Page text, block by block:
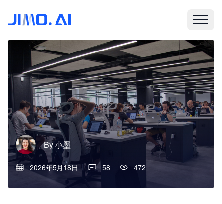
By小墨
2026年5月18日 58 472